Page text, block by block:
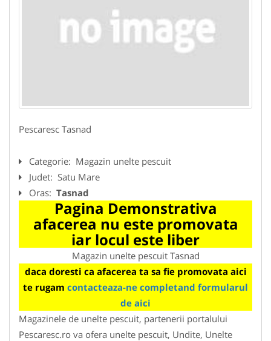
Pescaresc Tasnad
Categorie: Magazin unelte pescuit
Judet: Satu Mare
Oras: Tasnad
Pagina Demonstrativa
afacerea nu este promovata
iar locul este liber
Magazin unelte pescuit Tasnad
daca doresti ca afacerea ta sa fie promovata aici
te rugam contacteaza-ne completand formularul
de aici
Magazinele de unelte pescuit, partenerii portalului
Pescaresc.ro va ofera unelte pescuit, Undite, Unelte